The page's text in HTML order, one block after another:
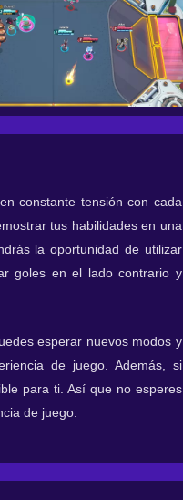
constante tensión con cada
tus habilidades en una
la oportunidad de utilizar
goles en el lado contrario y
esperar nuevos modos y
de juego. Además, si
para ti. Así que no esperes
de juego.